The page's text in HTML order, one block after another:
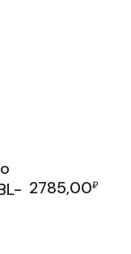
2785,00₽